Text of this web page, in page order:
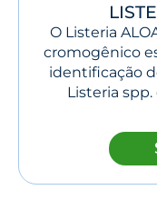
O Listeria
cromogênico
identificação
Listeria